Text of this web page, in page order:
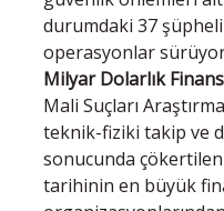
durumdaki 37
operasyonlar
Milyar Dolarlık
Mali Suçları
teknik-fiziki takip ve
sonucunda
tarihinin en büyük